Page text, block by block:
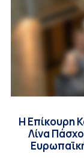
Η Επίκουρη
Λίνα